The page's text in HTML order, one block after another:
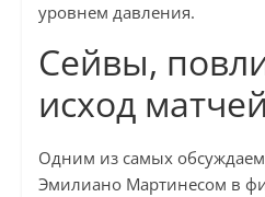
уровнем давления.
Сейвы,
исход матчей
Одним из самых
Эмилиано Мартинесом в